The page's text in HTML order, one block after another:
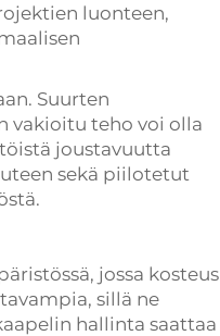
luonteen,
Suurten
vakioitu teho voi olla
joustavuutta
sekä piilotetut
jossa kosteus
sillä ne
hallinta saattaa